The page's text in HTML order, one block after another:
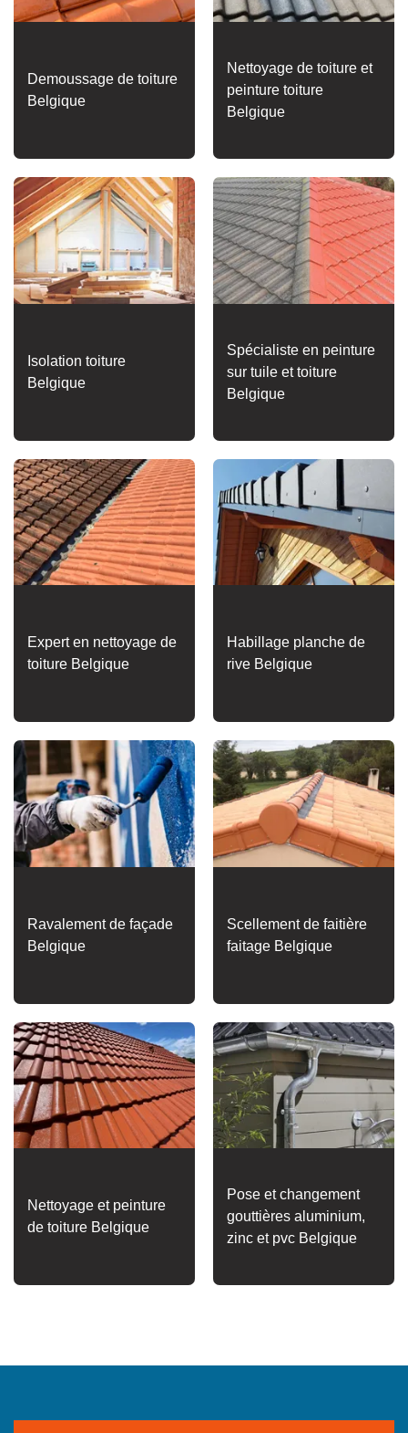
Demoussage de toiture
Belgique
Nettoyage de toiture et
peinture toiture
Belgique
Isolation toiture
Belgique
Spécialiste en peinture
sur tuile et toiture
Belgique
Expert en nettoyage de
toiture Belgique
Habillage planche de
rive Belgique
Ravalement de façade
Belgique
Scellement de faitière
faitage Belgique
Nettoyage et peinture
de toiture Belgique
Pose et changement
gouttières aluminium,
zinc et pvc Belgique